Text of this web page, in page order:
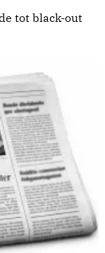
tot black-out